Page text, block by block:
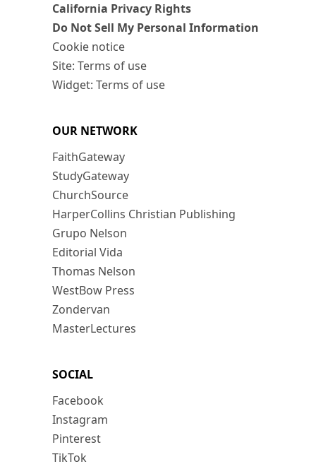
California Privacy Rights
Do Not Sell My Personal Information
Cookie notice
Site: Terms of use
Widget: Terms of use
OUR NETWORK
FaithGateway
StudyGateway
ChurchSource
HarperCollins Christian Publishing
Grupo Nelson
Editorial Vida
Thomas Nelson
WestBow Press
Zondervan
MasterLectures
SOCIAL
Facebook
Instagram
Pinterest
TikTok